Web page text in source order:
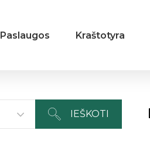
Paslaugos Kraštotyra
IEŠKOTI